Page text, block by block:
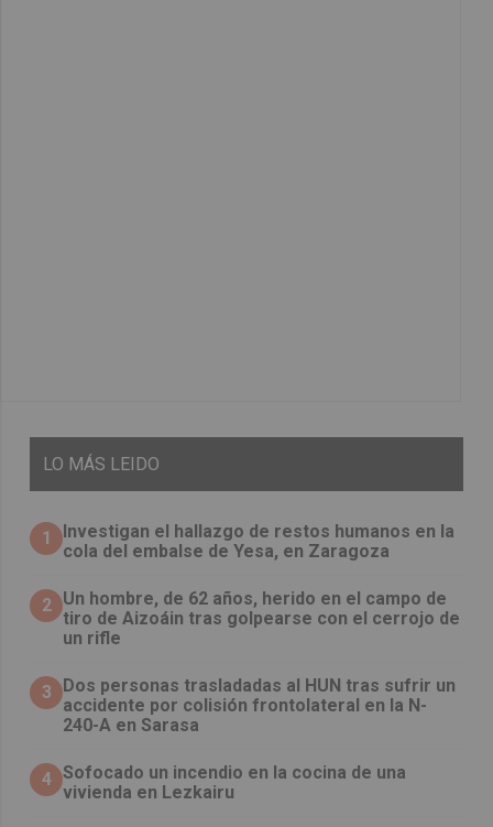
LO MÁS LEIDO
1
Investigan el hallazgo de restos humanos en la
cola del embalse de Yesa, en Zaragoza
2 Un hombre, de 62 años, herido en el campo de
tiro de Aizoáin tras golpearse con el cerrojo de
un rifle
3
​Dos personas trasladadas al HUN tras sufrir un
accidente por colisión frontolateral en la N-
240-A en Sarasa
4 Sofocado un incendio en la cocina de una
vivienda en Lezkairu